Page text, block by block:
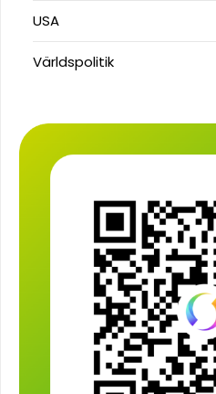
USA
Världspolitik